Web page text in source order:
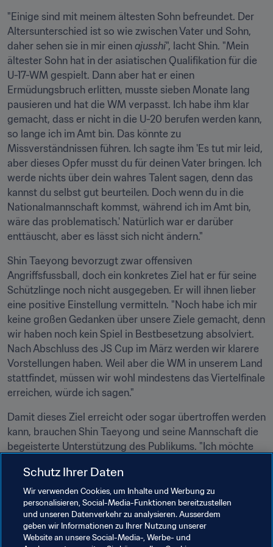
"Einige sind mit meinem ältesten Sohn befreundet. Der
Altersunterschied ist so wie zwischen Vater und Sohn,
daher sehen sie in mir einen ajusshi", lacht Shin. "Mein
ältester Sohn hat in der asiatischen Qualifikation für die
U-17-WM gespielt. Dann aber hat er einen
Ermüdungsbruch erlitten, musste sieben Monate lang
pausieren und hat die WM verpasst. Ich habe ihm klar
gemacht, dass er nicht in die U-20 berufen werden kann,
so lange ich im Amt bin. Das könnte zu
Missverständnissen führen. Ich sagte ihm 'Es tut mir leid,
aber dieses Opfer musst du für deinen Vater bringen. Ich
werde nichts über dein wahres Talent sagen, denn das
kannst du selbst gut beurteilen. Doch wenn du in die
Nationalmannschaft kommst, während ich im Amt bin,
wäre das problematisch.' Natürlich war er darüber
enttäuscht, aber es lässt sich nicht ändern."
Shin Taeyong bevorzugt zwar offensiven
Angriffsfussball, doch ein konkretes Ziel hat er für seine
Schützlinge noch nicht ausgegeben. Er will ihnen lieber
eine positive Einstellung vermitteln. "Noch habe ich mir
keine großen Gedanken über unsere Ziele gemacht, denn
wir haben noch kein Spiel in Bestbesetzung absolviert.
Nach Abschluss des JS Cup im März werden wir klarere
Vorstellungen haben. Weil aber die WM in unserem Land
stattfindet, müssen wir wohl mindestens das Viertelfinale
erreichen, würde ich sagen."
Damit dieses Ziel erreicht oder sogar übertroffen werden
kann, brauchen Shin Taeyong und seine Mannschaft die
begeisterte Unterstützung des Publikums. "Ich möchte
bin sicher, unsere jungen Spieler werden bessere
Leistungen zeigen und viel Stärke daraus ziehen, wenn
unsere Fans in Scharen in die Stadien kommen, wie bei
der WM 2002. Viele Fans motivieren die Spieler, Alles zu
geben. Daher sage ich es laut und deutlich: 'Wenn ihr uns
Schutz Ihrer Daten
Wir verwenden Cookies, um Inhalte und Werbung zu
personalisieren, Social-Media-Funktionen bereitzustellen
und unseren Datenverkehr zu analysieren. Ausserdem
geben wir Informationen zu Ihrer Nutzung unserer
Website an unsere Social-Media-, Werbe- und